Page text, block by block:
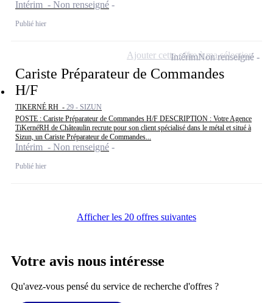
Intérim - Non renseigné
Publié hier
Cariste Préparateur de Commandes
H/F
TIKERNÉ RH - 29 - SIZUN
POSTE : Cariste Préparateur de Commandes H/F DESCRIPTION : Votre Agence
TiKernéRH de Châteaulin recrute pour son client spécialisé dans le métal et situé à
Sizun, un Cariste Préparateur de Commandes...
Intérim - Non renseigné
Publié hier
IntérimNon renseigné
Ajouter cette offre à ma sélection
Afficher les 20 offres suivantes
Votre avis nous intéresse
Qu'avez-vous pensé du service de recherche d'offres ?